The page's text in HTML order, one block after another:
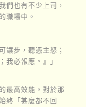
們也有不少上司，
職場中。
讓步，聽憑主怒；
我必報應。』」
最高效能。對於那
終「甚麼都不回